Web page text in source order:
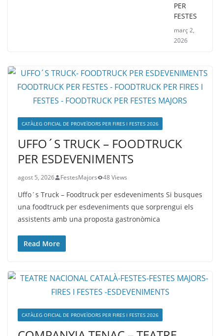
PER
FESTES
març 2,
2026
CATÀLEG OFICIAL DE PROVEÏDORS PER FIRES I FESTES 2026
UFFO´S TRUCK – FOODTRUCK
PER ESDEVENIMENTS
agost 5, 2026 FestesMajors 48 Views
Uffo´s Truck – Foodtruck per esdeveniments Si busques
una foodtruck per esdeveniments que sorprengui els
assistents amb una proposta gastronòmica
Read More
CATÀLEG OFICIAL DE PROVEÏDORS PER FIRES I FESTES 2026